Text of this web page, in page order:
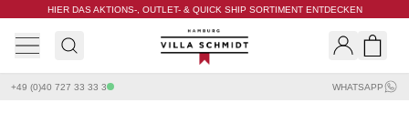
HIER DAS AKTIONS-, OUTLET- & QUICK SHIP SORTIMENT ENTDECKEN
Villa Schmidt
+49 (0)40 727 33 33 3 WHATSAPP